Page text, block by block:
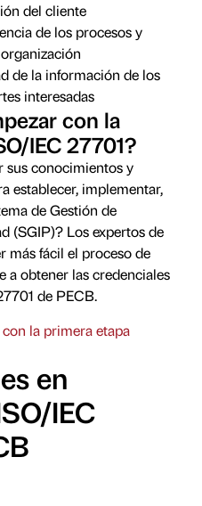
del cliente
de los procesos y
de la información de los
interesadas
con la
IEC 27701?
sus conocimientos y
establecer, implementar,
de Gestión de
(SGIP)? Los expertos de
más fácil el proceso de
a obtener las credenciales
de PECB.
la primera etapa
en
IEC